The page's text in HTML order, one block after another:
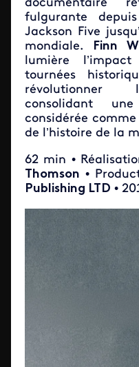
documentaire
fulgurante
Jackson Five
mondiale. Finn
lumière
tournées
révolutionner
consolidant
considérée
de l’histoire de la
62 min •
Thomson •
Publishing LTD •